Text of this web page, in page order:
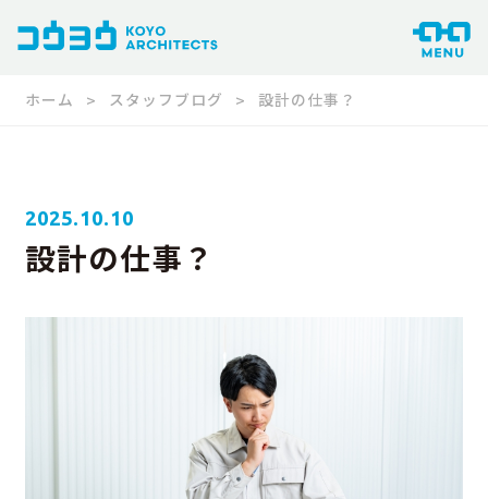
ホーム スタッフブログ 設計の仕事？
設計の仕事？
2025.10.10